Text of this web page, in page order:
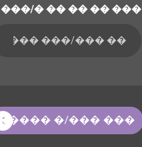
���/� �� �� �� ���